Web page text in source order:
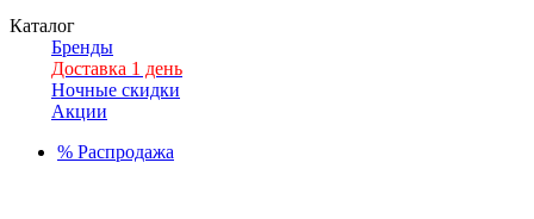
Каталог
Бренды
Доставка 1 день
Ночные скидки
Акции
% Распродажа